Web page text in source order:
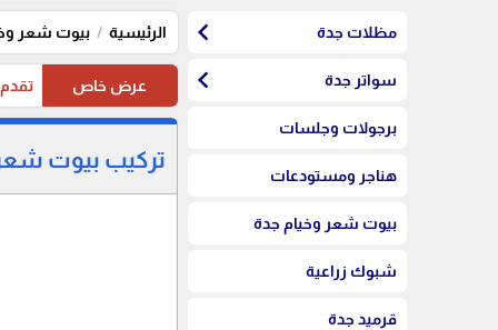
مظلات جدة chevron_left
سواتر جدة chevron_left
برجولات وجلسات
هناجر ومستودعات
بيوت شعر وخيام جدة
شبوك زراعية
قرميد جدة
الرئيسية بيوت شعر
عرض خاص تقدم موسستنا تخفيضات
تركيب بيوت